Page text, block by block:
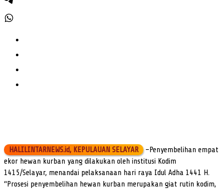
HALILINTARNEWS.id, KEPULAUAN SELAYAR –Penyembelihan empat
ekor hewan kurban yang dilakukan oleh institusi Kodim
1415/Selayar, menandai pelaksanaan hari raya Idul Adha 1441 H.
“Prosesi penyembelihan hewan kurban merupakan giat rutin kodim,